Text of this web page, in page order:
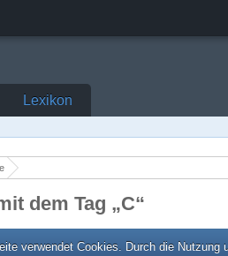
Lexikon
dem Tag „C“
verwendet Cookies. Durch die